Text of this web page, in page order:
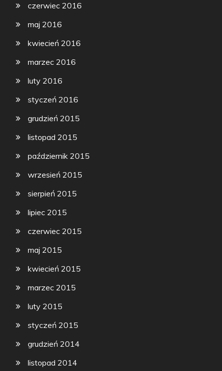
czerwiec 2016
maj 2016
kwiecień 2016
marzec 2016
luty 2016
styczeń 2016
grudzień 2015
listopad 2015
październik 2015
wrzesień 2015
sierpień 2015
lipiec 2015
czerwiec 2015
maj 2015
kwiecień 2015
marzec 2015
luty 2015
styczeń 2015
grudzień 2014
listopad 2014